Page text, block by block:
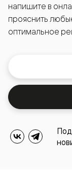
напишите в
прояснить
оптимальное